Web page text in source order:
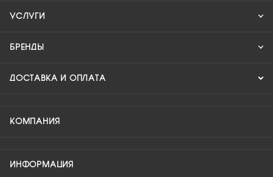
УСЛУГИ
БРЕНДЫ
ДОСТАВКА И ОПЛАТА
КОМПАНИЯ
ИНФОРМАЦИЯ